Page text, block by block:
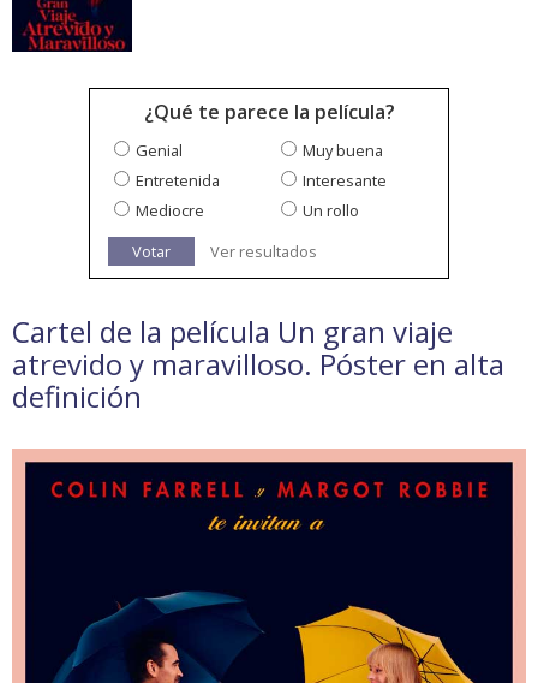
¿Qué te parece la película?
Genial
Muy buena
Entretenida
Interesante
Mediocre
Un rollo
Votar
Ver resultados
Cartel de la película Un gran viaje
atrevido y maravilloso. Póster en alta
definición